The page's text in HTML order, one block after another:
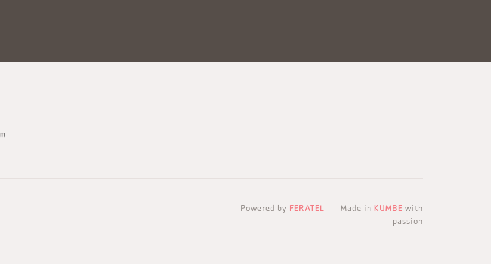
Powered by FERATEL Made in KUMBE with
passion